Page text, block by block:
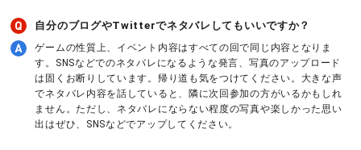
自分のブログやTwitterでネタバレしてもいいですか？
ゲームの性質上、イベント内容はすべての回で同じ内容となりま
す。SNSなどでのネタバレになるような発言、写真のアップロード
は固くお断りしています。帰り道も気をつけてください。大きな声
でネタバレ内容を話していると、隣に次回参加の方がいるかもしれ
ません。ただし、ネタバレにならない程度の写真や楽しかった思い
出はぜひ、SNSなどでアップしてください。